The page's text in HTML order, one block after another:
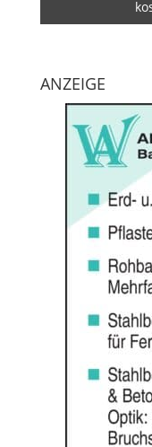
ANZEIGE